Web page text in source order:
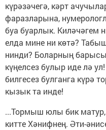
күрәзәчегә, кәрт
фаразларына,
буа буарлык. Киләчәгем
елда мине ни көтә?
нинди? Боларның
күңелсез булыр иде лә
билгесез булганга күрә
кызык та инде!
...Тормыш юлы бик
китте Хәнифнең. Әти-